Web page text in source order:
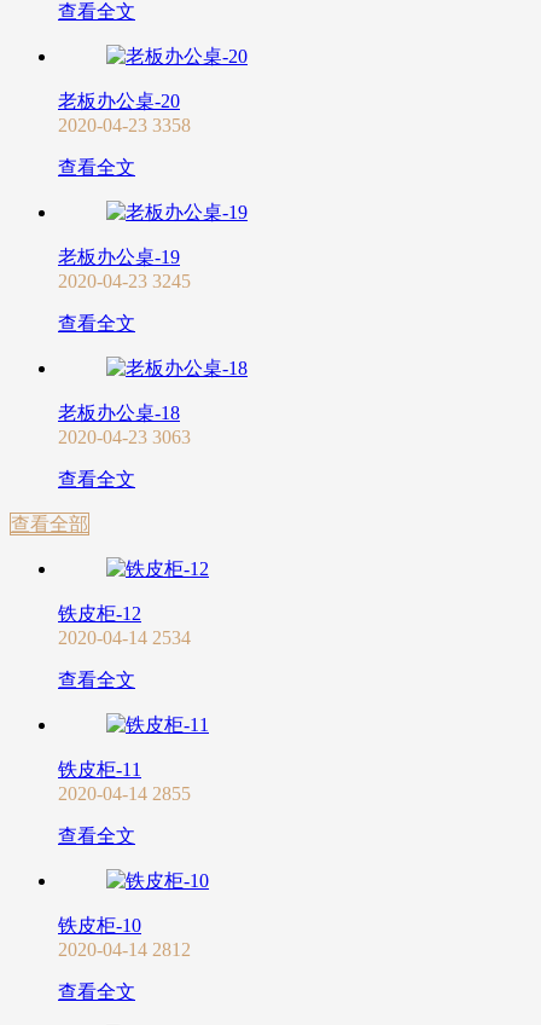
查看全文
老板办公桌-20
2020-04-23 3358
查看全文
老板办公桌-19
2020-04-23 3245
查看全文
老板办公桌-18
2020-04-23 3063
查看全文
查看全部
铁皮柜-12
2020-04-14 2534
查看全文
铁皮柜-11
2020-04-14 2855
查看全文
铁皮柜-10
2020-04-14 2812
查看全文